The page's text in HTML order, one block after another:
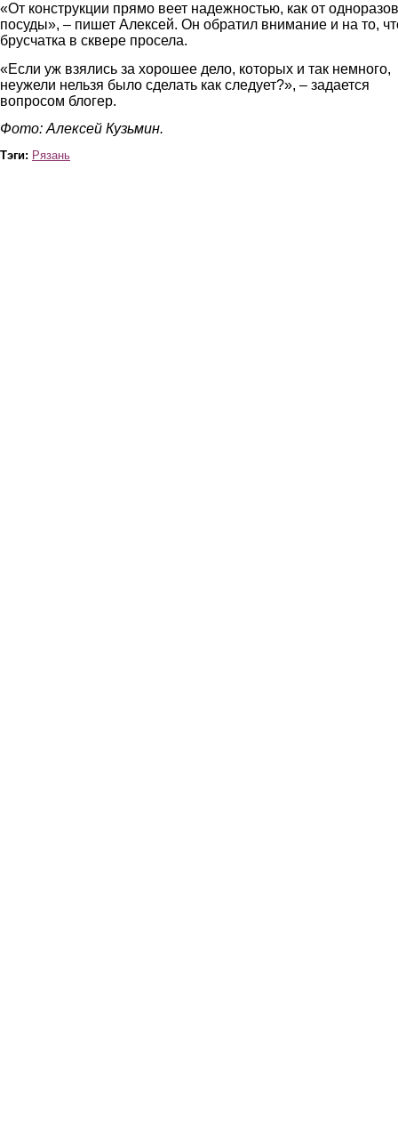
«От конструкции прямо веет надежностью, как от
посуды», – пишет Алексей. Он обратил внимание и на то,
брусчатка в сквере просела.
«Если уж взялись за хорошее дело, которых и так немного,
неужели нельзя было сделать как следует?», – задается
вопросом блогер.
Фото: Алексей Кузьмин.
Тэги: Рязань